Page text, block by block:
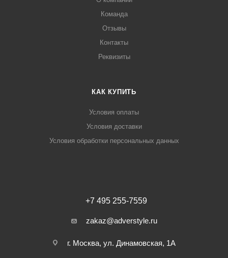
Команда
Отзывы
Контакты
Реквизиты
КАК КУПИТЬ
Условия оплаты
Условия доставки
Условия обработки персональных данных
+7 495 255-7559
zakaz@adverstyle.ru
г. Москва, ул. Динамовская, 1А